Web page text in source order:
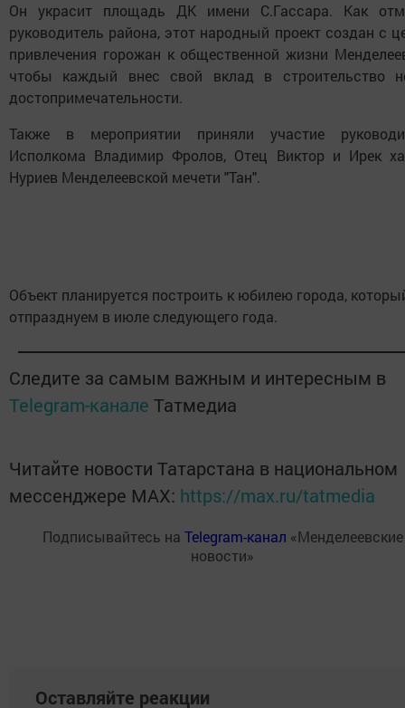
Он украсит площадь ДК имени С.Гассара. Как
руководитель района, этот народный проект создан с
привлечения горожан к общественной жизни
чтобы каждый внес свой вклад в строительство
достопримечательности.
Также в мероприятии приняли участие
Исполкома Владимир Фролов, Отец Виктор и Ирек
Нуриев Менделеевской мечети "Тан".
Объект планируется построить к юбилею города,
отпразднуем в июле следующего года.
Следите за самым важным и интересным в
Telegram-канале Татмедиа
Читайте новости Татарстана в национальном
мессенджере MАХ: https://max.ru/tatmedia
Подписывайтесь на Telegram-канал «Менделеевские
новости»
Оставляйте реакции